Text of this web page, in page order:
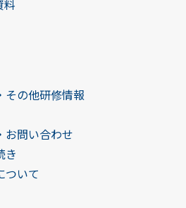
料
その他研修情報
お問い合わせ
き
ついて